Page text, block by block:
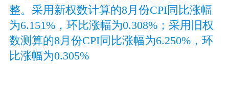
整。采用新权数计算的8月份CPI同比涨幅
为6.151%，环比涨幅为0.308%；采用旧权
数测算的8月份CPI同比涨幅为6.250%，环
比涨幅为0.305%